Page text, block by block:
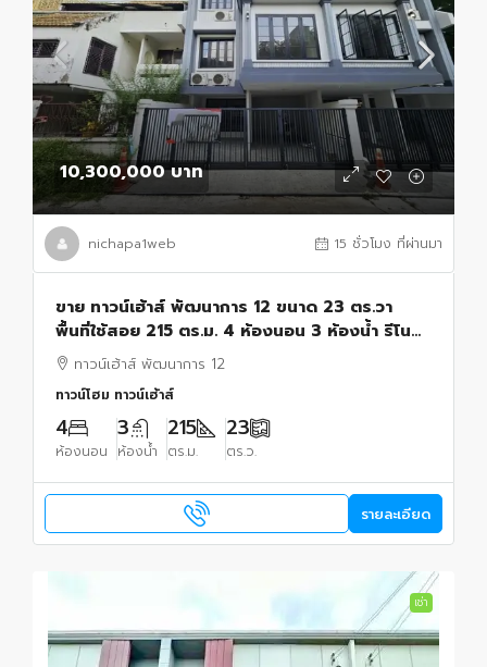
10,300,000 บาท
nichapa1web 15 ชั่วโมง ที่ผ่านมา
ขาย ทาวน์เฮ้าส์ พัฒนาการ 12 ขนาด 23 ตร.วา
พื้นที่ใช้สอย 215 ตร.ม. 4 ห้องนอน 3 ห้องน้ำ รีโน
เวทใหม่ ใกล้ทองหล่อ 10,300,000 บาท
ทาวน์เฮ้าส์ พัฒนาการ 12
ทาวน์โฮม ทาวน์เฮ้าส์
4
ห้องนอน
3
ห้องน้ำ
215
ตร.ม.
23
ตร.ว.
รายละเอียด
เช่า